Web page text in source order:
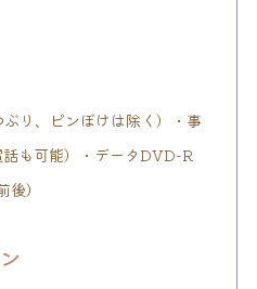
り、ピンぼけは除く）・事
も可能）・データDVD-R
）